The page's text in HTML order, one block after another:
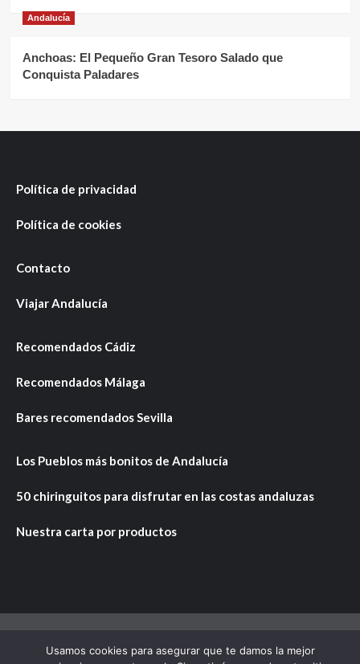
Andalucía
Anchoas: El Pequeño Gran Tesoro Salado que
Conquista Paladares
Política de privacidad
Política de cookies
Contacto
Viajar Andalucía
Recomendados Cádiz
Recomendados Málaga
Bares recomendados Sevilla
Los Pueblos más bonitos de Andalucía
50 chiringuitos para disfrutar en las costas andaluzas
Nuestra carta por productos
Usamos cookies para asegurar que te damos la mejor